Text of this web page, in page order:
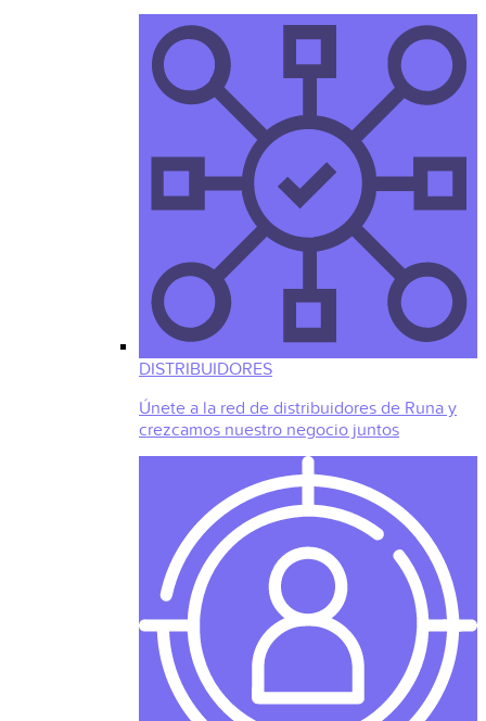
DISTRIBUIDORES
Únete a la red de distribuidores de Runa y
crezcamos nuestro negocio juntos